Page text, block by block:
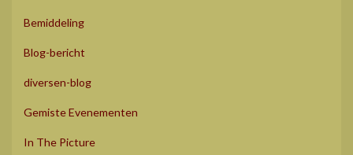
Bemiddeling
Blog-bericht
diversen-blog
Gemiste Evenementen
In The Picture